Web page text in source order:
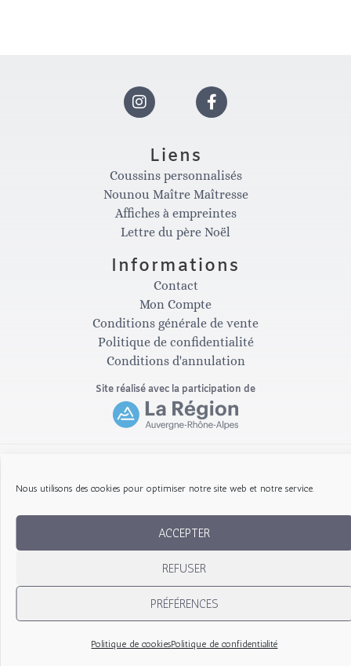
Nous utilisons des cookies pour optimiser notre site web et notre service.
ACCEPTER
REFUSER
PRÉFÉRENCES
Politique de cookiesPolitique de confidentialité
I
n
s
t
a
g
r
a
m
F
a
c
e
b
o
o
k
-
f
Liens
Coussins personnalisés
Nounou Maître Maîtresse
Affiches à empreintes
Lettre du père Noël
Informations
Contact
Mon Compte
Conditions générale de vente
Politique de confidentialité
Conditions d'annulation
Site réalisé avec la participation de